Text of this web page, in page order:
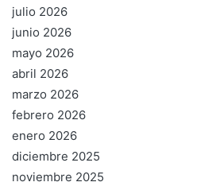
julio 2026
junio 2026
mayo 2026
abril 2026
marzo 2026
febrero 2026
enero 2026
diciembre 2025
noviembre 2025